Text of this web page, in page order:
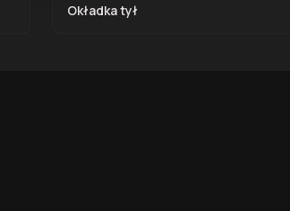
Okładka tył